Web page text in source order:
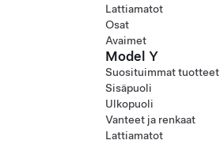
Lattiamatot
Osat
Avaimet
Model Y
Suosituimmat tuotteet
Sisäpuoli
Ulkopuoli
Vanteet ja renkaat
Lattiamatot